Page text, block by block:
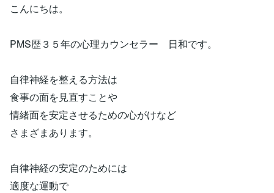
こんにちは。
PMS歴３５年の心理カウンセラー 日和です。
自律神経を整える方法は
食事の面を見直すことや
情緒面を安定させるための心がけなど
さまざまあります。
自律神経の安定のためには
適度な運動で